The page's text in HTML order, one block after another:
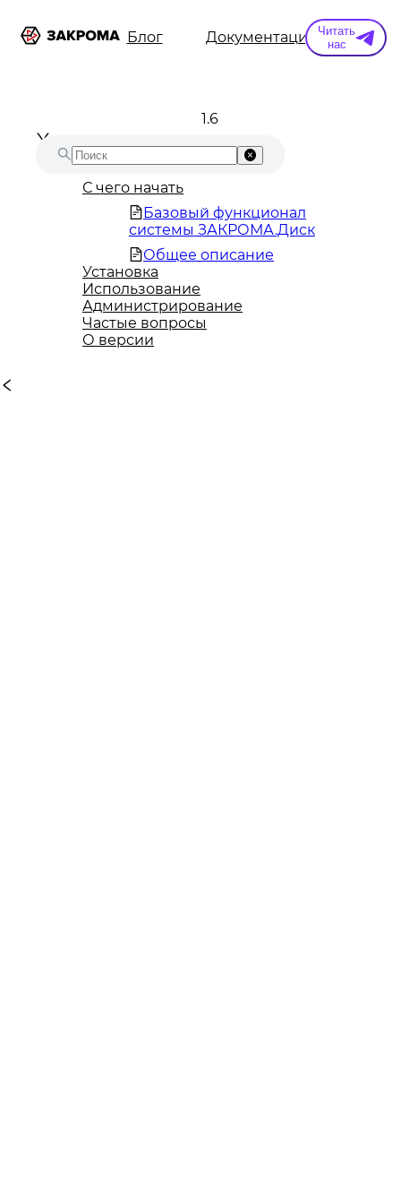
Информация Блог Документация
Читать
нас
1.6
С чего начать
Базовый функционал
системы ЗАКРОМА.Диск
Общее описание
Установка
Использование
Администрирование
Частые вопросы
О версии